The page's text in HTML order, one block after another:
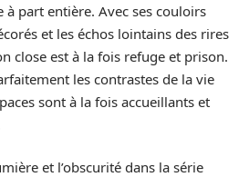
part entière. Avec ses couloirs
et les échos lointains des rires
close est à la fois refuge et prison.
les contrastes de la vie
sont à la fois accueillants et
et l’obscurité dans la série